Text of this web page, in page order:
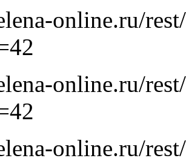
online.ru/
online.ru/
online.ru/